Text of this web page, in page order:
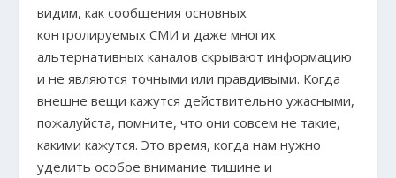
видим, как сообщения основных
контролируемых СМИ и даже многих
альтернативных каналов скрывают информацию
и не являются точными или правдивыми. Когда
внешне вещи кажутся действительно ужасными,
пожалуйста, помните, что они совсем не такие,
какими кажутся. Это время, когда нам нужно
уделить особое внимание тишине и